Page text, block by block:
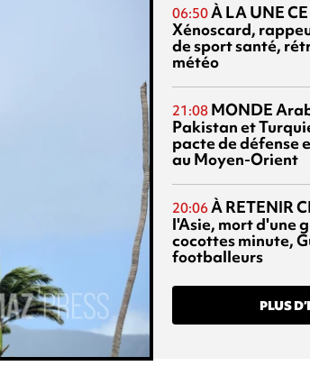
06:50À LA UNE
Xénoscard,
de sport santé,
météo
21:08 MONDE
Pakistan et
pacte de défense
au Moyen-Orient
20:06À RETENIR
l'Asie, mort d'une
cocottes minute,
footballeurs
PLUS